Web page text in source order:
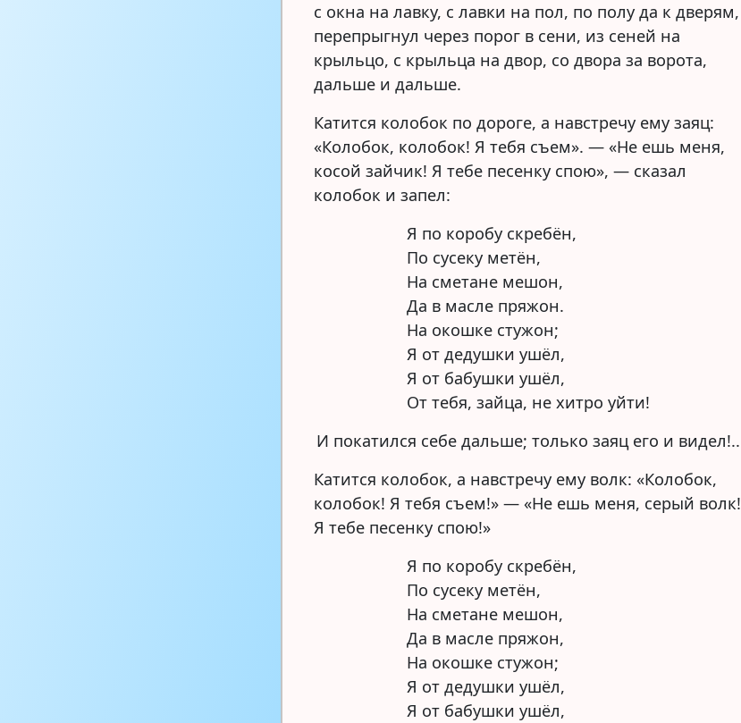
с окна на лавку, с лавки на пол, по полу да к дверям,
перепрыгнул через порог в сени, из сеней на
крыльцо, с крыльца на двор, со двора за ворота,
дальше и дальше.
Катится колобок по дороге, а навстречу ему заяц:
«Колобок, колобок! Я тебя съем». — «Не ешь меня,
косой зайчик! Я тебе песенку спою», — сказал
колобок и запел:
Я по коробу скребён,
По сусеку метён,
На сметане мешон,
Да в масле пряжон.
На окошке стужон;
Я от дедушки ушёл,
Я от бабушки ушёл,
От тебя, зайца, не хитро уйти!
И покатился себе дальше; только заяц его и видел!..
Катится колобок, а навстречу ему волк: «Колобок,
колобок! Я тебя съем!» — «Не ешь меня, серый волк!
Я тебе песенку спою!»
Я по коробу скребён,
По сусеку метён,
На сметане мешон,
Да в масле пряжон,
На окошке стужон;
Я от дедушки ушёл,
Я от бабушки ушёл,